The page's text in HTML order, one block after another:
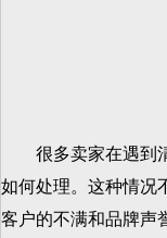
很多卖家在遇到清
如何处理。这种情况
客户的不满和品牌声